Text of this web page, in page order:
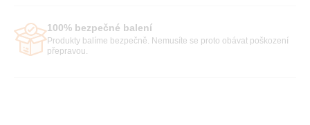
100% bezpečné balení
Produkty balíme bezpečně. Nemusíte se proto obávat poškození
přepravou.